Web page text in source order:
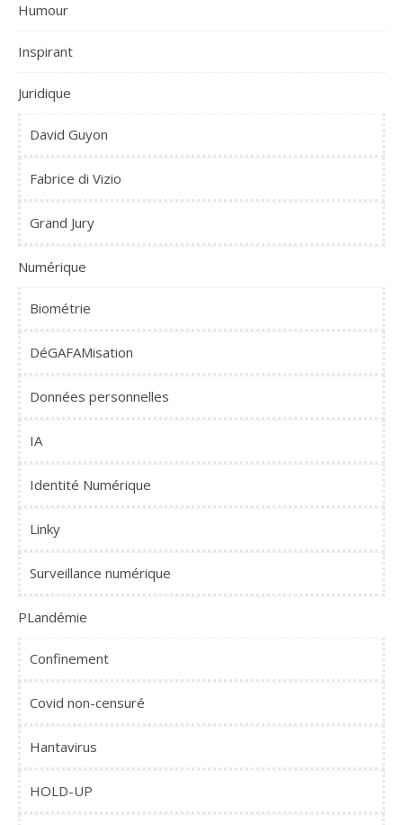
Humour
Inspirant
Juridique
David Guyon
Fabrice di Vizio
Grand Jury
Numérique
Biométrie
DéGAFAMisation
Données personnelles
IA
Identité Numérique
Linky
Surveillance numérique
PLandémie
Confinement
Covid non-censuré
Hantavirus
HOLD-UP